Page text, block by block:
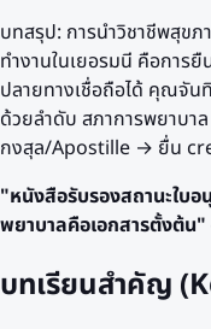
บทสรุป: การนำวิชาชีพสุข
ทำงานในเยอรมนี คือการ
ปลายทางเชื่อถือได้ คุณจัน
ด้วยลำดับ สภาการพยาบา
กงสุล/Apostille → ยื่น
"หนังสือรับรองสถานะใบ
พยาบาลคือเอกสารตั้งต้
บทเรียนสำคัญ